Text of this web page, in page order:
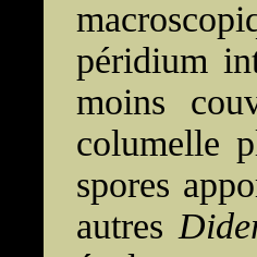
péridium
moins
columelle
spores
autres